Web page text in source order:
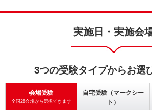
実施日・実施会
3つの受験タイプからお選
会場受験
全国28会場から選択できます
自宅受験（マークシー
ト）